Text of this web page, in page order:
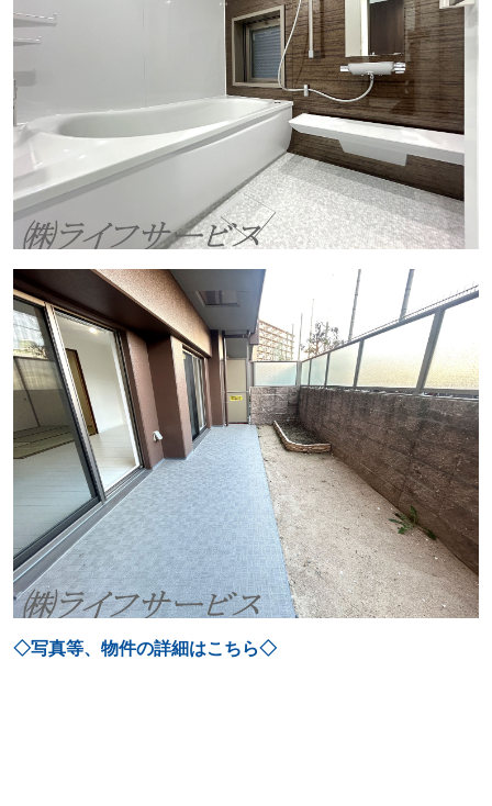
◇写真等、物件の詳細はこちら◇